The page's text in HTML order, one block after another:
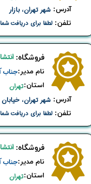
شهر تهران، بازار ​آدرس:
تلفن: لطفا برای دریافت
شهر تهران، خیابان ​آدرس:
​فروشگاه:
نام ​مدیر:
استان:تهران
جناب
تلفن: لطفا برای دریافت
​فروشگاه:
نام ​مدیر:
استان:تهران
جناب